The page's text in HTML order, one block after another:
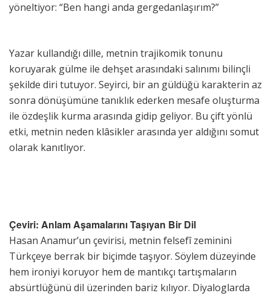
yöneltiyor: “Ben hangi anda gergedanlaşırım?”
Yazar kullandığı dille, metnin trajikomik tonunu
koruyarak gülme ile dehşet arasındaki salınımı bilinçli
şekilde diri tutuyor. Seyirci, bir an güldüğü karakterin az
sonra dönüşümüne tanıklık ederken mesafe oluşturma
ile özdeşlik kurma arasında gidip geliyor. Bu çift yönlü
etki, metnin neden klâsikler arasında yer aldığını somut
olarak kanıtlıyor.
Çeviri: Anlam Aşamalarını Taşıyan Bir Dil
Hasan Anamur’un çevirisi, metnin felsefî zeminini
Türkçeye berrak bir biçimde taşıyor. Söylem düzeyinde
hem ironiyi koruyor hem de mantıkçı tartışmaların
absürtlüğünü dil üzerinden bariz kılıyor. Diyaloglarda